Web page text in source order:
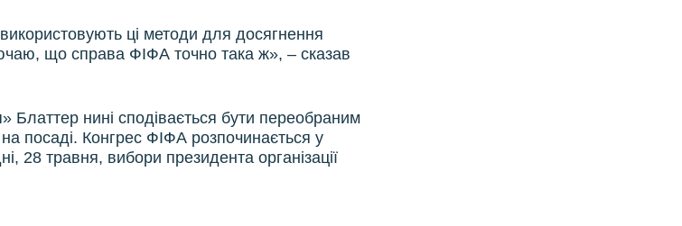
ці методи для досягнення
що справа ФІФА точно така ж», – сказав
нині сподівається бути переобраним
на посаді. Конгрес ФІФА розпочинається у
28 травня, вибори президента організації